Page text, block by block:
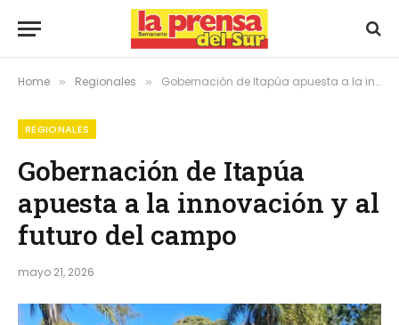
Home » Regionales » Gobernación de Itapúa apuesta a la innovación y al futuro del campo
REGIONALES
Gobernación de Itapúa
apuesta a la innovación y al
futuro del campo
mayo 21, 2026